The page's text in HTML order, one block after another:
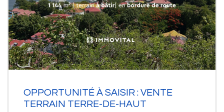
OPPORTUNITÉ À SAISIR : VENTE
TERRAIN TERRE-DE-HAUT